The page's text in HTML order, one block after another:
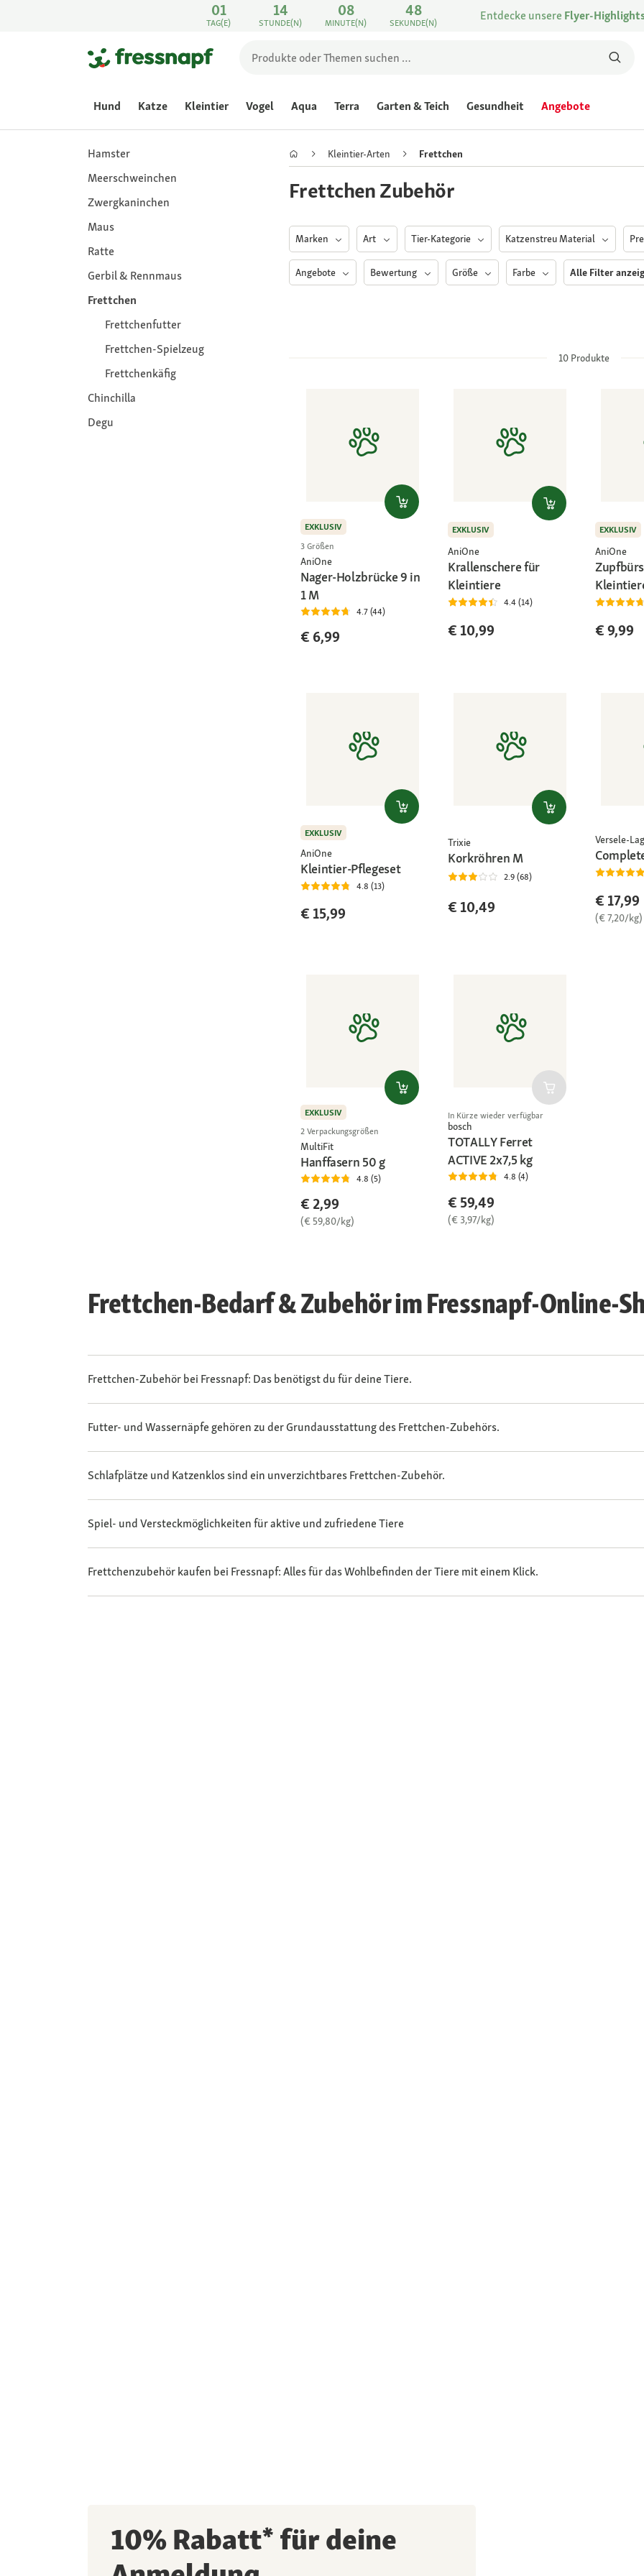
01
TAG(E)
14
STUNDE(N)
08
MINUTE(N)
48
SEKUNDE(N) Entdecke unsere Flyer-
Hund Katze Kleintier Vogel Aqua Terra Garten & Teich Gesundheit Angebote
Hamster
Meerschweinchen
Zwergkaninchen
Maus
Ratte
Gerbil & Rennmaus
Frettchen
Frettchenfutter
Frettchen-Spielzeug
Frettchenkäfig
Chinchilla
Degu
Kleintier-Arten Frettchen
Frettchen Zubehör
Marken Art Tier-Kategorie Katzenstreu Material
Angebote Bewertung Größe Farbe Alle Filter
10Produkte
EXKLUSIV
3 Größen
AniOne
Nager-Holzbrücke 9 in
1 M
4.7 (44)
€ 6,99
EXKLUSIV
AniOne
Krallenschere für
Kleintiere
4.4 (14)
€ 10,99
EXKLUSIV
AniOne
€ 9,99
EXKLUSIV
AniOne
Kleintier-Pflegeset
4.8 (13)
€ 15,99
Trixie
Korkröhren M
2.9 (68)
€ 10,49
Versele-
€ 17,99
(€ 7,20/kg)
EXKLUSIV
2 Verpackungsgrößen
MultiFit
Hanffasern 50 g
4.8 (5)
€ 2,99
(€ 59,80/kg)
In Kürze wieder verfügbar
bosch
TOTALLY Ferret
ACTIVE 2x7,5 kg
4.8 (4)
€ 59,49
(€ 3,97/kg)
Frettchen-Bedarf & Zubehör im Fressnapf-Online-
Frettchen-Zubehör bei Fressnapf: Das benötigst du für deine Tiere.
Futter- und Wassernäpfe gehören zu der Grundausstattung des Frettchen-Zubehörs.
Schlafplätze und Katzenklos sind ein unverzichtbares Frettchen-Zubehör.
Spiel- und Versteckmöglichkeiten für aktive und zufriedene Tiere
Frettchenzubehör kaufen bei Fressnapf: Alles für das Wohlbefinden der Tiere mit einem Klick.
10% Rabatt* für deine